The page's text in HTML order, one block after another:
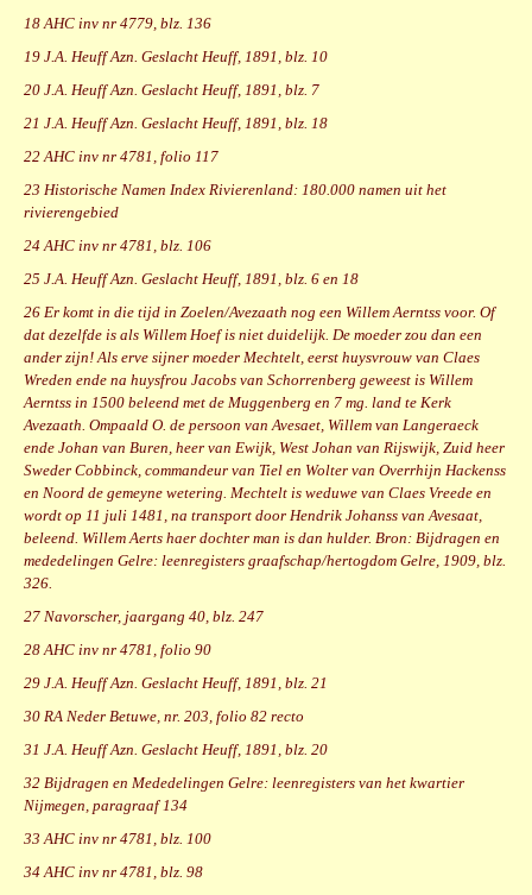
18 AHC inv nr 4779, blz. 136
19 J.A. Heuff Azn. Geslacht Heuff, 1891, blz. 10
20 J.A. Heuff Azn. Geslacht Heuff, 1891, blz. 7
21 J.A. Heuff Azn. Geslacht Heuff, 1891, blz. 18
22 AHC inv nr 4781, folio 117
23 Historische Namen Index Rivierenland: 180.000 namen uit het
rivierengebied
24 AHC inv nr 4781, blz. 106
25 J.A. Heuff Azn. Geslacht Heuff, 1891, blz. 6 en 18
26 Er komt in die tijd in Zoelen/Avezaath nog een Willem Aerntss voor. Of
dat dezelfde is als Willem Hoef is niet duidelijk. De moeder zou dan een
ander zijn! Als erve sijner moeder Mechtelt, eerst huysvrouw van Claes
Wreden ende na huysfrou Jacobs van Schorrenberg geweest is Willem
Aerntss in 1500 beleend met de Muggenberg en 7 mg. land te Kerk
Avezaath. Ompaald O. de persoon van Avesaet, Willem van Langeraeck
ende Johan van Buren, heer van Ewijk, West Johan van Rijswijk, Zuid heer
Sweder Cobbinck, commandeur van Tiel en Wolter van Overrhijn Hackenss
en Noord de gemeyne wetering. Mechtelt is weduwe van Claes Vreede en
wordt op 11 juli 1481, na transport door Hendrik Johanss van Avesaat,
beleend. Willem Aerts haer dochter man is dan hulder. Bron: Bijdragen en
mededelingen Gelre: leenregisters graafschap/hertogdom Gelre, 1909, blz.
326.
27 Navorscher, jaargang 40, blz. 247
28 AHC inv nr 4781, folio 90
29 J.A. Heuff Azn. Geslacht Heuff, 1891, blz. 21
30 RA Neder Betuwe, nr. 203, folio 82 recto
31 J.A. Heuff Azn. Geslacht Heuff, 1891, blz. 20
32 Bijdragen en Mededelingen Gelre: leenregisters van het kwartier
Nijmegen, paragraaf 134
33 AHC inv nr 4781, blz. 100
34 AHC inv nr 4781, blz. 98